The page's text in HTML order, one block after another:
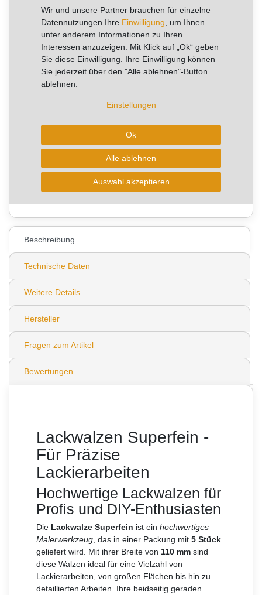
Inhalt10
Stück
Grundpreis
2,90 € / Stück
RABATT -32%
Sie sparen 13,94 €
Artikel mit rel. kurzer Lieferzeit.
Kurzfristig verfügbar, Lieferzeit 3-5 Arbeitstage
In den Warenkorb
* zzgl. ges. MwSt. zzgl.
Beschreibung
Technische Daten
Weitere Details
Hersteller
Fragen zum Artikel
Bewertungen
Lackwalzen Superfein -
Für Präzise
Lackierarbeiten
Hochwertige Lackwalzen für
Profis und DIY-Enthusiasten
Die Lackwalze Superfein ist ein hochwertiges
Malerwerkzeug , das in einer Packung mit 5 Stück
geliefert wird. Mit ihrer Breite von 110 mm sind
diese Walzen ideal für eine Vielzahl von
Lackierarbeiten, von großen Flächen bis hin zu
detaillierten Arbeiten. Ihre beidseitig geraden
Wir und unsere Partner brauchen für einzelne
Datennutzungen Ihre Einwilligung, um Ihnen
unter anderem Informationen zu Ihren
Interessen anzuzeigen. Mit Klick auf „Ok“ geben
Sie diese Einwilligung. Ihre Einwilligung können
Sie jederzeit über den "Alle ablehnen"-Button
ablehnen.
Einstellungen
Ok
Alle ablehnen
Auswahl akzeptieren